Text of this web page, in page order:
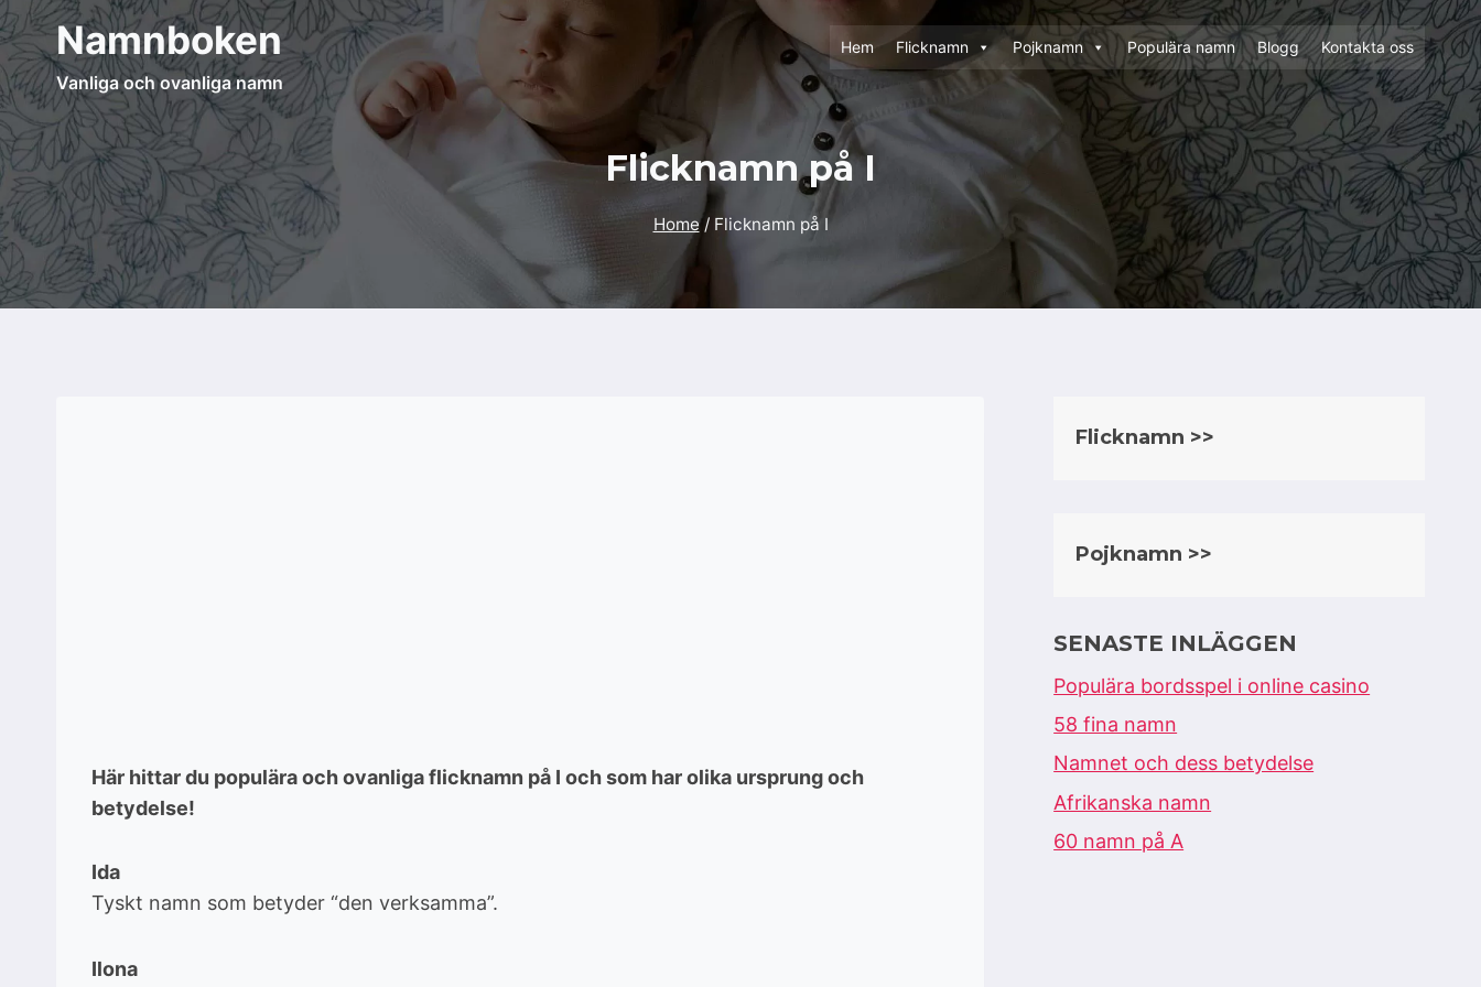
Skip
to
content
Namnboken
Vanliga och ovanliga namn
Hem Flicknamn Pojknamn Populära namn Blogg Kontakta oss
Flicknamn på I
Home / Flicknamn på I
Här hittar du populära och ovanliga flicknamn på I och som har olika ursprung och
betydelse!
Ida
Tyskt namn som betyder “den verksamma”.
Ilona
Flicknamn >>
Pojknamn >>
SENASTE INLÄGGEN
Populära bordsspel i online casino
58 fina namn
Namnet och dess betydelse
Afrikanska namn
60 namn på A